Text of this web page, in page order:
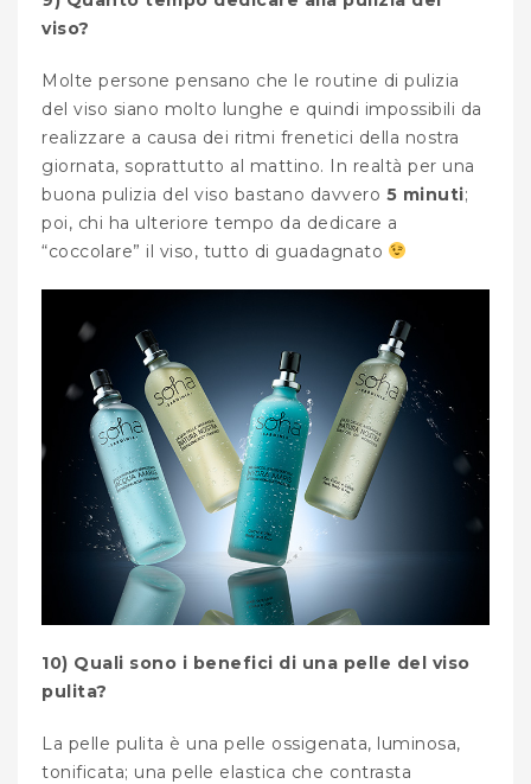
viso?
Molte persone pensano che le routine di pulizia
del viso siano molto lunghe e quindi impossibili da
realizzare a causa dei ritmi frenetici della nostra
giornata, soprattutto al mattino. In realtà per una
buona pulizia del viso bastano davvero 5 minuti;
poi, chi ha ulteriore tempo da dedicare a
“coccolare” il viso, tutto di guadagnato
10) Quali sono i benefici di una pelle del viso
pulita?
La pelle pulita è una pelle ossigenata, luminosa,
tonificata; una pelle elastica che contrasta